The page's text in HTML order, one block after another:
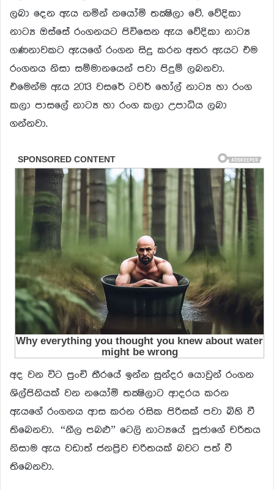
ලබා දෙන ඇය නමින් නයෝමි තක්‍ෂිලා වේ. වේදිකා
නාට්‍ය ඔස්සේ රංගනයට පිවිසෙන ඇය වේදිකා නාට්‍ය
ගණනාවකට ඇයගේ රංගන සිදු කරන අතර ඇයට එම
රංගනය නිසා සම්මානයෙන් පවා පිදුම් ලබනවා.
එමෙන්ම ඇය 2013 වසරේ ටවර් හෝල් නාට්‍ය හා රංග
කලා පාසලේ නාට්‍ය හා රංග කලා උපාධිය ලබා
ගන්නවා.
අද වන විට පුංචි තීරයේ ඉන්න සුන්දර යොවුන් රංගන
ශිල්පිනියක් වන නයෝමි තක්‍ෂිලාට ආදරය කරන
ඇයගේ රංගනය ආස කරන රසික පිරිසක් පවා බිහි වී
තිබෙනවා. “නීල පබළු” ටෙලි නාට්‍යයේ පූජාගේ චරිතය
නිසාම ඇය වඩාත් ජනප්‍රිව චරිතයක් බවට පත් වී
තිබෙනවා.